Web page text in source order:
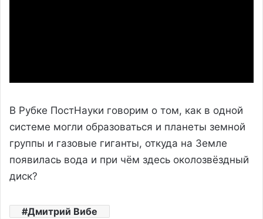
В Рубке ПостНауки говорим о том, как в одной
системе могли образоваться и планеты земной
группы и газовые гиганты, откуда на Земле
появилась вода и при чём здесь околозвёздный
диск?
Дмитрий Вибе